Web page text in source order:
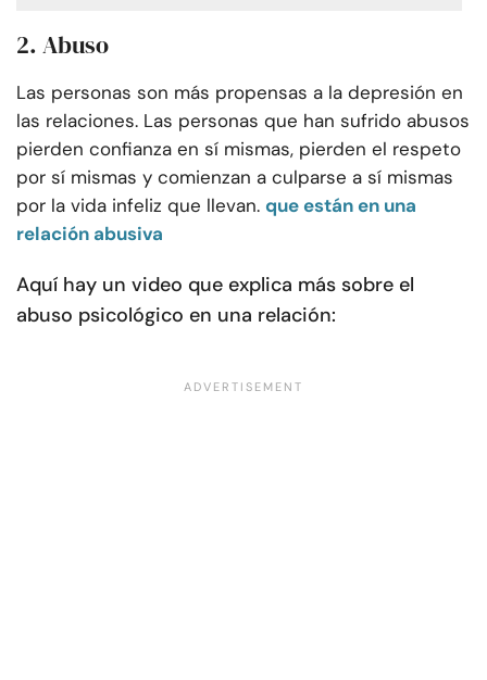
2. Abuso
Las personas son más propensas a la depresión en
las relaciones. Las personas que han sufrido abusos
pierden confianza en sí mismas, pierden el respeto
por sí mismas y comienzan a culparse a sí mismas
por la vida infeliz que llevan. que están en una
relación abusiva
Aquí hay un video que explica más sobre el
abuso psicológico en una relación: